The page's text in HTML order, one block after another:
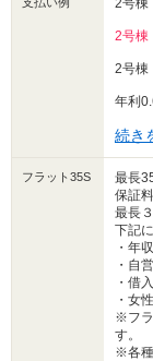
2号
2号
2号棟
年利
続き
フラット35S
最長
保証
最長
下記
・年
・自
・借
・女
※フラ
す。
※各種